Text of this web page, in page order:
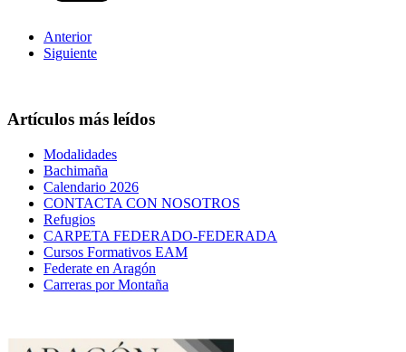
Anterior
Siguiente
Artículos más leídos
Modalidades
Bachimaña
Calendario 2026
CONTACTA CON NOSOTROS
Refugios
CARPETA FEDERADO-FEDERADA
Cursos Formativos EAM
Federate en Aragón
Carreras por Montaña